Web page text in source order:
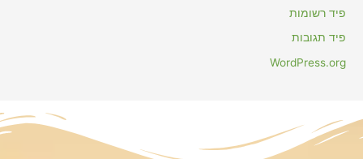
פיד רשומות
פיד תגובות
WordPress.org